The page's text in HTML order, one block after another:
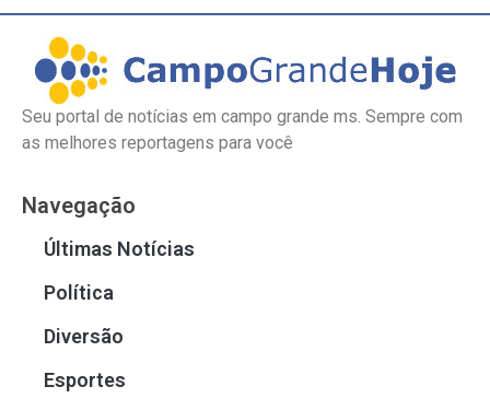
Seu portal de notícias em campo grande ms. Sempre com
as melhores reportagens para você
Navegação
Últimas Notícias
Política
Diversão
Esportes